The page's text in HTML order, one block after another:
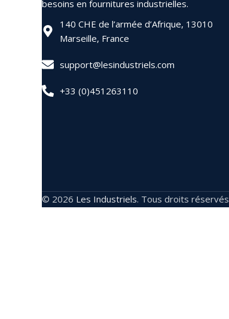
besoins en fournitures industrielles.
140 CHE de l’armée d’Afrique, 13010
Marseille, France
support@lesindustriels.com
+33 (0)451263110
© 2026 Les Industriels. Tous droits réservés